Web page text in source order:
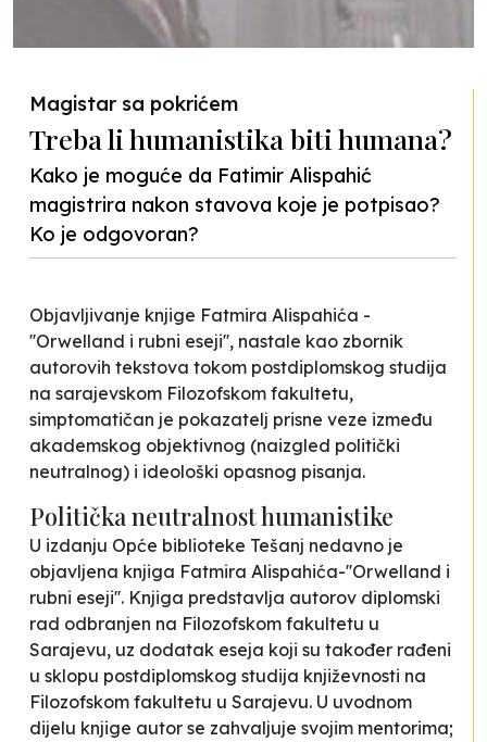
Magistar sa pokrićem
Treba li humanistika biti humana?
Kako je moguće da Fatimir Alispahić
magistrira nakon stavova koje je potpisao?
Ko je odgovoran?
Objavljivanje knjige Fatmira Alispahića -
''Orwelland i rubni eseji'', nastale kao zbornik
autorovih tekstova tokom postdiplomskog studija
na sarajevskom Filozofskom fakultetu,
simptomatičan je pokazatelj prisne veze između
akademskog objektivnog (naizgled politički
neutralnog) i ideološki opasnog pisanja.
Politička neutralnost humanistike
U izdanju Opće biblioteke Tešanj nedavno je
objavljena knjiga Fatmira Alispahića-''Orwelland i
rubni eseji''. Knjiga predstavlja autorov diplomski
rad odbranjen na Filozofskom fakultetu u
Sarajevu, uz dodatak eseja koji su također rađeni
u sklopu postdiplomskog studija književnosti na
Filozofskom fakultetu u Sarajevu. U uvodnom
dijelu knjige autor se zahvaljuje svojim mentorima;